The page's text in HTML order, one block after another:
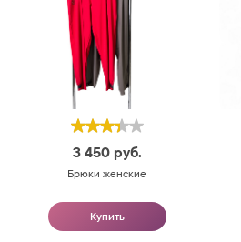
3 450 руб.
Брюки женские
Купить